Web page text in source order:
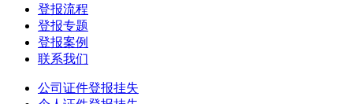
登报流程
登报专题
登报案例
联系我们
公司证件登报挂失